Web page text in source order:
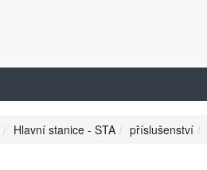
Hlavní stanice - STA příslušenství